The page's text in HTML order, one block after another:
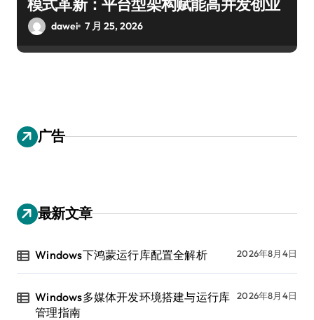
模式革新：平台型架构赋能高并发创业
dawei 7 月 25, 2026
广告
最新文章
Windows下鸿蒙运行库配置全解析 2026年8月4日
Windows多媒体开发环境搭建与运行库
管理指南
2026年8月4日